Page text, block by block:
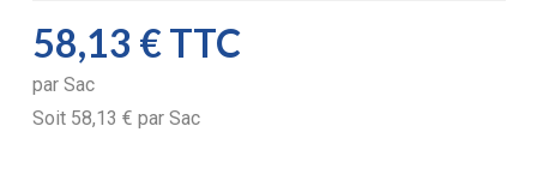
58,13 €TTC
par Sac
Soit 58,13 € par Sac